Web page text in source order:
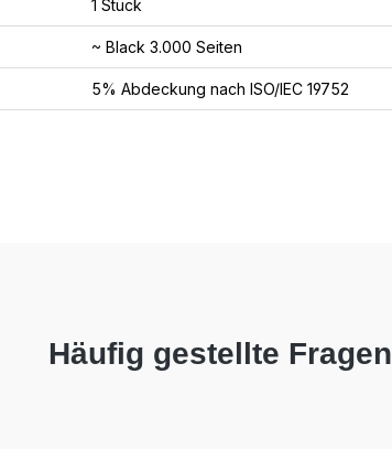
1 Stück
~ Black 3.000 Seiten
5% Abdeckung nach ISO/IEC 19752
Häufig gestellte Fragen